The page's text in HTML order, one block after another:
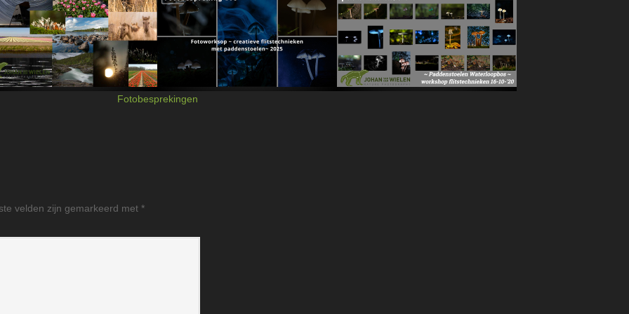
Fotobesprekingen
velden zijn gemarkeerd met *